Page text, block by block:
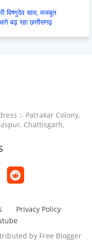
विष्णुदेव साय, मजबूत
बढ़ रहा छत्तीसगढ़
:- Patrakar Colony,
Chattisgarh,
Privacy Policy
by Free Blogger